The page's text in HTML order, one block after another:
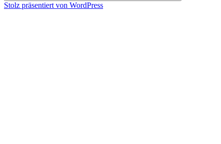
Stolz präsentiert von WordPress